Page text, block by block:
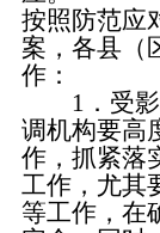
按照防范应
案，各县（
作：
1．受影
调机构要高
作，抓紧落
工作，尤其
等工作，在